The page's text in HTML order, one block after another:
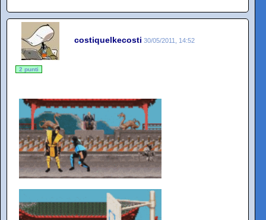
costiquelkecosti 30/05/2011, 14:52
2 punti